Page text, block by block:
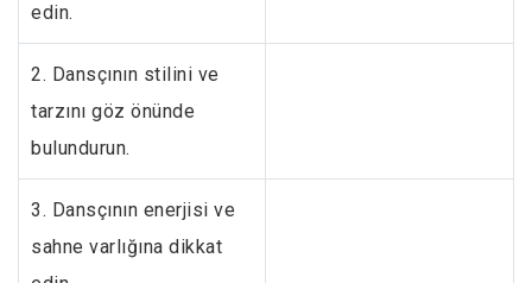
edin.
2. Dansçının stilini ve
tarzını göz önünde
bulundurun.
3. Dansçının enerjisi ve
sahne varlığına dikkat